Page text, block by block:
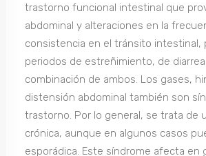
trastorno funcional intestinal que
abdominal y alteraciones en la
consistencia en el tránsito intestinal,
periodos de estreñimiento, de
combinación de ambos. Los gases,
distensión abdominal también son
trastorno. Por lo general, se trata de
crónica, aunque en algunos casos
esporádica. Este síndrome afecta en